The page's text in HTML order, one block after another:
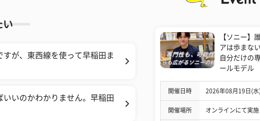
い
すが、東西線を使って早稲田ま
いいのかわかりません。早稲田
【ソニー】
アは歩まな
自分だけの
ールモデル
開催日時 2026年08月19日(
開催場所 オンラインにて実施